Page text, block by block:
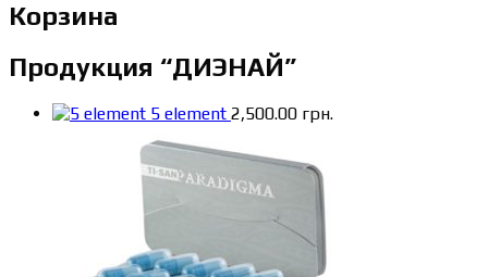
Корзина
Продукция “ДИЭНАЙ”
5 element 2,500.00 грн.